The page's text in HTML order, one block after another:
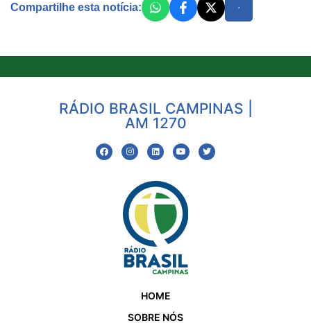
Compartilhe esta notícia:
RÁDIO BRASIL CAMPINAS |
AM 1270
HOME
SOBRE NÓS